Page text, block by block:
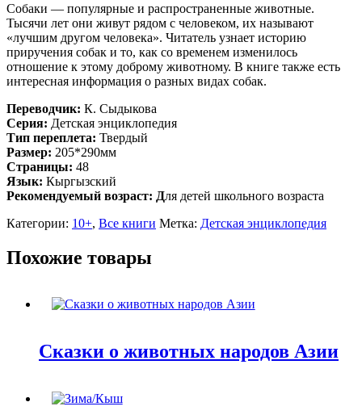
Собаки — популярные и распространенные животные.
Тысячи лет они живут рядом с человеком, их называют
«лучшим другом человека». Читатель узнает историю
приручения собак и то, как со временем изменилось
отношение к этому доброму животному. В книге также есть
интересная информация о разных видах собак.
Переводчик: К. Сыдыкова
Серия: Детская энциклопедия
Тип переплета: Твердый
Размер: 205*290мм
Страницы: 48
Язык: Кыргызский
Рекомендуемый возраст: Для детей школьного возраста
Категории: 10+, Все книги Метка: Детская энциклопедия
Похожие товары
Сказки о животных народов Азии